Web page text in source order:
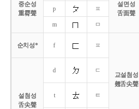
중순성
重脣聲
설면성
舌面聲
p ㅍ
m ㅁ
순치성* f ㅍ
교설첨성
翹舌尖聲
설첨성
舌尖聲
d ㄷ
t ㅌ